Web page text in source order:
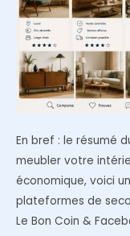
(Le
guide
anti-
griffes
et
taches)
En bref : le résumé
meubler votre
économique, voici
plateformes de
Le Bon Coin &